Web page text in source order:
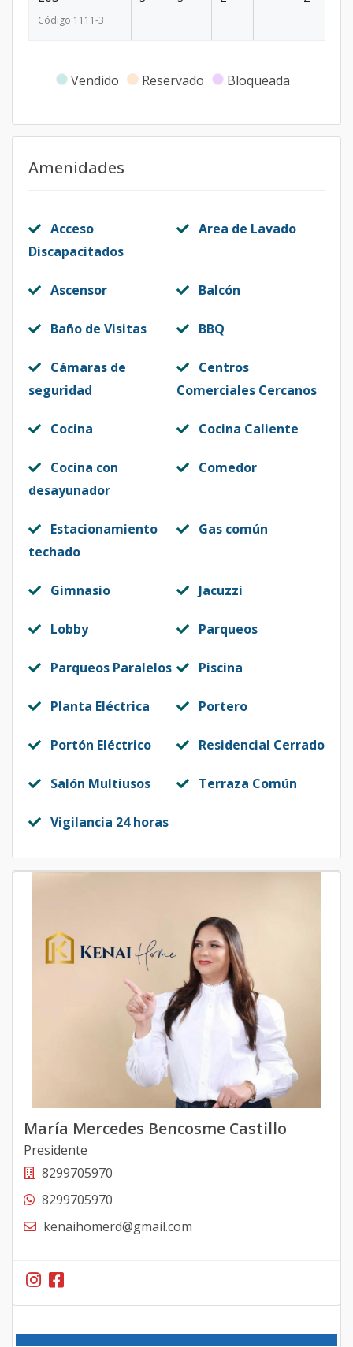
Código 1111-3
Vendido Reservado Bloqueada
Amenidades
Acceso
Discapacitados
Area de Lavado
Ascensor Balcón
Baño de Visitas BBQ
Cámaras de
seguridad
Centros
Comerciales Cercanos
Cocina Cocina Caliente
Cocina con
desayunador
Comedor
Estacionamiento
techado
Gas común
Gimnasio Jacuzzi
Lobby Parqueos
Parqueos Paralelos Piscina
Planta Eléctrica Portero
Portón Eléctrico Residencial Cerrado
Salón Multiusos Terraza Común
Vigilancia 24 horas
María Mercedes Bencosme Castillo
Presidente
8299705970
8299705970
kenaihomerd@gmail.com